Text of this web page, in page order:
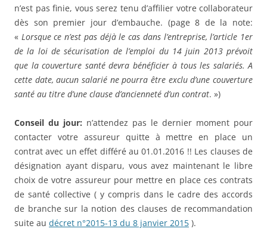
n’est pas finie, vous serez tenu d’affilier votre collaborateur
dès son premier jour d’embauche. (page 8 de la note:
« Lorsque ce n’est pas déjà le cas dans l’entreprise, l’article 1er
de la loi de sécurisation de l’emploi du 14 juin 2013 prévoit
que la couverture santé devra bénéficier à tous les salariés. A
cette date, aucun salarié ne pourra être exclu d’une couverture
santé au titre d’une clause d’ancienneté d’un contrat. »)
Conseil du jour: n’attendez pas le dernier moment pour
contacter votre assureur quitte à mettre en place un
contrat avec un effet différé au 01.01.2016 !! Les clauses de
désignation ayant disparu, vous avez maintenant le libre
choix de votre assureur pour mettre en place ces contrats
de santé collective ( y compris dans le cadre des accords
de branche sur la notion des clauses de recommandation
suite au décret n°2015-13 du 8 janvier 2015 ).